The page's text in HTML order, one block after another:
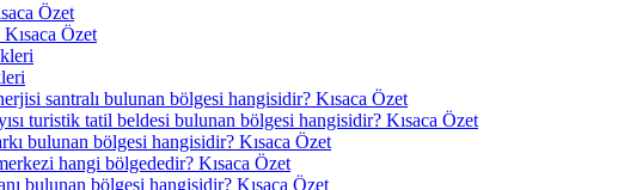
Özet
Özet
santralı bulunan bölgesi hangisidir? Kısaca Özet
turistik tatil beldesi bulunan bölgesi hangisidir? Kısaca Özet
bulunan bölgesi hangisidir? Kısaca Özet
hangi bölgededir? Kısaca Özet
bulunan bölgesi hangisidir? Kısaca Özet